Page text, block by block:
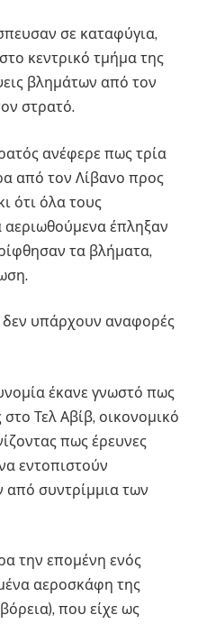
σε καταφύγια,
κεντρικό τμήμα της
βλημάτων από τον
στρατό.
ανέφερε πως τρία
από τον Λίβανο προς
ότι όλα τους
αεριωθούμενα έπληξαν
τα βλήματα,
υπάρχουν αναφορές
έκανε γνωστό πως
Τελ Αβίβ, οικονομικό
πως έρευνες
εντοπιστούν
από συντρίμμια των
την επομένη ενός
αεροσκάφη της
που είχε ως